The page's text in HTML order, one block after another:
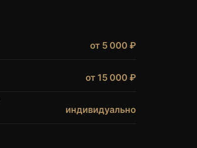
от 5 000 ₽
от 15 000 ₽
индивидуально